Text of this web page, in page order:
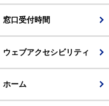
窓口受付時間
ウェブアクセシビリティ
ホーム